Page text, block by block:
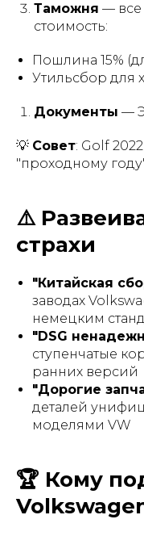
Таможня — все
стоимость:
Пошлина 15%
Утильсбор для
Документы —
💡 Совет: Golf
"проходному
⚠️
страхи
"Китайская
заводах
немецким
"DSG
ступенчатые
ранних версий
"Дорогие
деталей
моделями VW
🏆 Кому